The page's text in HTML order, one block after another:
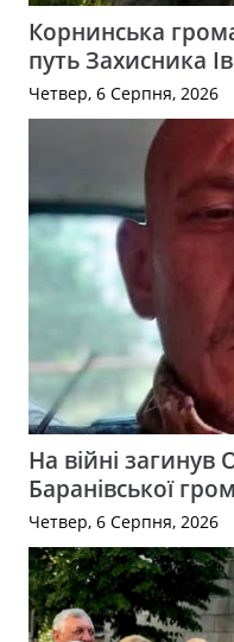
Корнинська
путь Захисника
Четвер, 6 Серпня, 2026
На війні загинув
Баранівської
Четвер, 6 Серпня, 2026